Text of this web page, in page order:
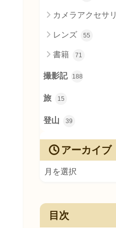
カメラアクセサリ
レンズ 55
書籍 71
撮影記 188
旅 15
登山 39
アーカイブ
目次